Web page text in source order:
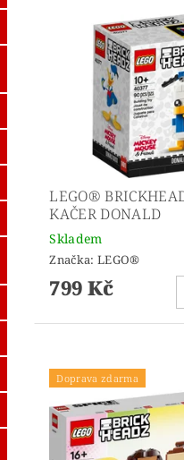
LEGO®
KAČER DONALD
Skladem
Značka: LEGO®
799 Kč
Doprava zdarma